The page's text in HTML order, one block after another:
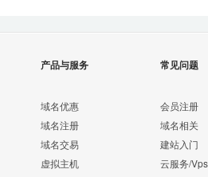
产品与服务
域名优惠
域名注册
域名交易
虚拟主机
常见问题
会员注册
域名相关
建站入门
云服务/Vps